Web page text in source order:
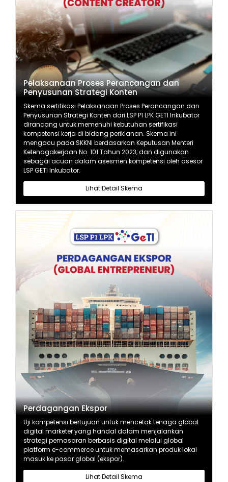
Pelaksanaan Proses Perancangan dan
Penyusunan Strategi Konten
Skema sertifikasi Pelaksanaan Proses Perancangan dan
Penyusunan Strategi Konten dari LSP P1 LPK GETI Inkubator
dirancang untuk memenuhi kebutuhan sertifikasi
kompetensi kerja di bidang periklanan. Skema ini
mengacu pada SKKNI berdasarkan Keputusan Menteri
Ketenagakerjaan No. 101 Tahun 2023, dan digunakan
sebagai acuan dalam asesmen kompetensi oleh asesor
LSP GETI Inkubator.
Lihat Detail Skema
Perdagangan Ekspor
Uji kompetensi bertujuan untuk mencetak tenaga global
digital marketer yang handal dalam menjalankan
strategi pemasaran berbasis digital melalui global
platform e-commerce untuk memasarkan produk lokal
masuk ke pasar global (ekspor).
Lihat Detail Skema